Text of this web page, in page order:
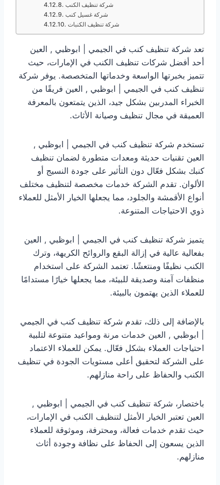
شركة تنظيف الكنب
تعد شركة تنظيف كنب في الجيمي | ابوظبي , العين
أحد أفضل شركات تنظيف الكنب في الإمارات، حيث
تتميز بخبرتها الواسعة وخدماتها المتخصصة. يوفر شركة
تنظيف كنب في الجيمي | ابوظبي , العين فريقًا من
الخبراء المدربين بشكل جيد، الذين يتمتعون بالمعرفة
العميقة في مجال تنظيف وصيانة الأثاث.
تستخدم شركة تنظيف كنب في الجيمي | ابوظبي ,
العين تقنيات حديثة ومعدات متطورة لضمان تنظيف
كنبك بشكل فعّال دون التأثير على جودة النسيج أو
الألوان. تقدم الشركة خدمات مخصصة لتنظيف مختلف
أنواع الأقمشة والجلود، مما يجعلها الخيار الأمثل للعملاء
ذوي الاحتياجات المتنوعة.
يتميز شركة تنظيف كنب في الجيمي | ابوظبي , العين
بفعالية عالية في إزالة البقع والروائح الكريهة، وترك
الكنب نظيفًا ومنتعشًا. تعتمد الشركة على استخدام
منظفات آمنة وصديقة للبيئة، مما يجعلها خيارًا مستدامًا
للعملاء الذين يهتمون بالبيئة.
بالإضافة إلى ذلك، تقدم شركة تنظيف كنب في الجيمي
| ابوظبي , العين خدمات مرنة ومواعيد متنوعة لتلبية
احتياجات العملاء بشكل فعّال. يمكن للعملاء الاعتماد
على الشركة لتحقيق أعلى مستويات الجودة في تنظيف
الكنب والحفاظ على راحة منازلهم.
باختصار، شركة تنظيف كنب في الجيمي | ابوظبي ,
العين تعتبر الخيار الأمثل لتنظيف الكنب في الإمارات،
حيث تقدم خدمات فعالة، ومحترفة، وموثوقة للعملاء
الذين يسعون إلى الحفاظ على نظافة وجودة أثاث
منازلهم.